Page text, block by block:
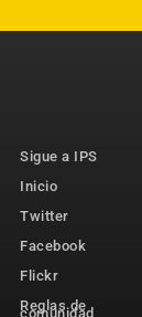
Sigue a IPS
Inicio
Twitter
Facebook
Flickr
Reglas de
comunidad